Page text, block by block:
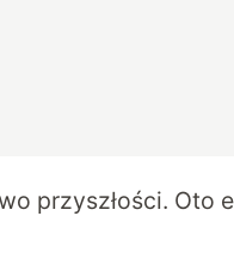
przyszłości. Oto